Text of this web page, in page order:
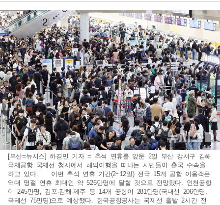
[부산=뉴시스] 하경민 기자 = 추석 연휴를 앞둔 2일 부산 강서구 김해
국제공항 국제선 청사에서 해외여행을 떠나는 시민들이 출국 수속을
하고 있다. 이번 추석 연휴 기간(2~12일) 전국 15개 공항 이용객은
역대 명절 연휴 최대인 약 526만명에 달할 것으로 전망됐다. 인천공항
이 245만명, 김포·김해·제주 등 14개 공항이 281만명(국내선 206만명,
국제선 75만명)으로 예상됐다. 한국공항공사는 국제선 출발 2시간 전